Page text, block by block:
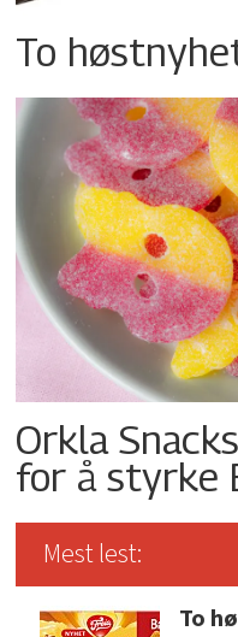
To
Orkla
for å styrke
Mest lest:
To